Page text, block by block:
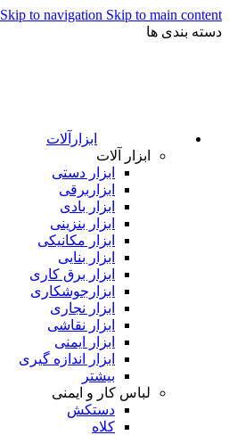
Skip to navigation Skip to main content
دسته بندی ها
ابزارآلات
ابزار آلات
ابزار دستی
ابزاربرقی
ابزار بادی
ابزار بنزینی
ابزار مکانیکی
ابزار بنایی
ابزار برق کاری
ابزارجوشکاری
ابزار نجاری
ابزار نقاشی
ابزار ایمنی
ابزار اندازه گیری
بیشتر
لباس کار و ایمنی
دستکش
کلاه